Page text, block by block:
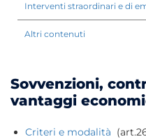
Interventi straordinari e di
Altri contenuti
Sovvenzioni,
vantaggi
Criteri e modalità